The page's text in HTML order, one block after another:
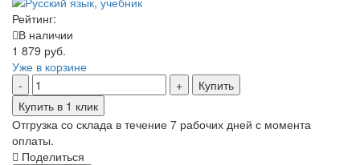
Рейтинг:
В наличии
1 879 руб.
Уже в корзине
Купить
Купить в 1 клик
Отгрузка со склада в течение 7 рабочих дней с момента
оплаты.
Поделиться